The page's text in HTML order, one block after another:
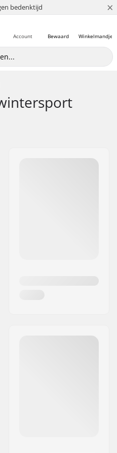
bedenktijd
van 5 ×
Winkelmandje
Bewaard
Account